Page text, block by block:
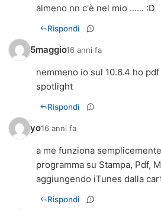
almeno nn c'è nel mio ...... :D
Rispondi
5maggio16 anni fa
nemmeno io sul 10.6.4 ho
spotlight
Rispondi
yo16 anni fa
a me funziona
programma su Stampa, Pdf,
aggiungendo iTunes dalla
Rispondi